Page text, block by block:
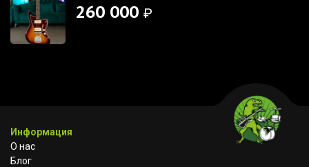
260 000 ₽
Информация
О нас
Блог